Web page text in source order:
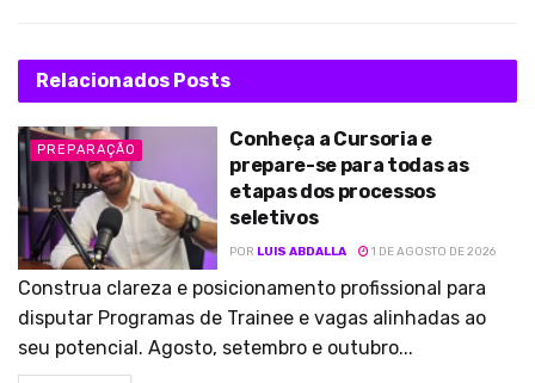
Relacionados Posts
PREPARAÇÃO
Conheça a Cursoria e
prepare-se para todas as
etapas dos processos
seletivos
POR LUIS ABDALLA 1 DE AGOSTO DE 2026
Construa clareza e posicionamento profissional para
disputar Programas de Trainee e vagas alinhadas ao
seu potencial. Agosto, setembro e outubro...